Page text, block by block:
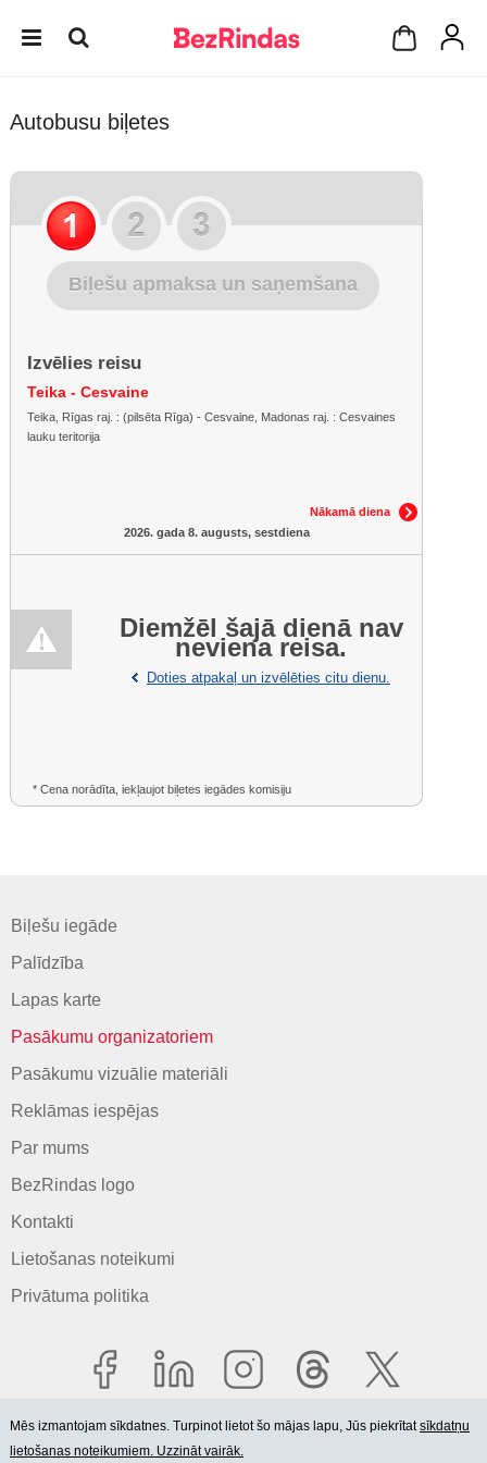
Autobusu biļetes
Biļešu apmaksa un saņemšana
Izvēlies reisu
Teika - Cesvaine
Teika, Rīgas raj. : (pilsēta Rīga) - Cesvaine, Madonas raj. : Cesvaines
lauku teritorija
Nākamā diena
2026. gada 8. augusts, sestdiena
Diemžēl šajā dienā nav
neviena reisa.
Doties atpakaļ un izvēlēties citu dienu.
* Cena norādīta, iekļaujot biļetes iegādes komisiju
Biļešu iegāde
Palīdzība
Lapas karte
Pasākumu organizatoriem
Pasākumu vizuālie materiāli
Reklāmas iespējas
Par mums
BezRindas logo
Kontakti
Lietošanas noteikumi
Privātuma politika
Mēs izmantojam sīkdatnes. Turpinot lietot šo mājas lapu, Jūs piekrītatsīkdatņu
lietošanas noteikumiem. Uzzināt vairāk.